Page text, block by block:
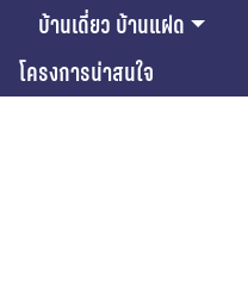
บ้านเดี่ยว บ้านแฝด
โครงการน่าสนใจ